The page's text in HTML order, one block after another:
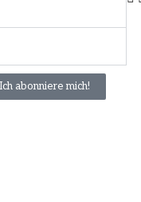
Ich abonniere mich!